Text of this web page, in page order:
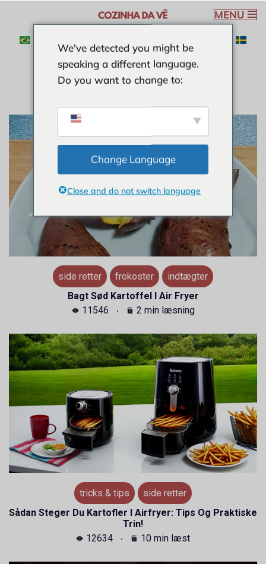
MENU
side retter frokoster
indtægter
Bagt Sød Kartoffel I Air Fryer
11546
2 min læsning
tricks & tips
side retter
Sådan Steger Du Kartofler I Airfryer: Tips Og Praktiske
Trin!
12634
10 min læst
We've detected you might be
speaking a different language.
Do you want to change to:
Change Language
Close and do not switch language